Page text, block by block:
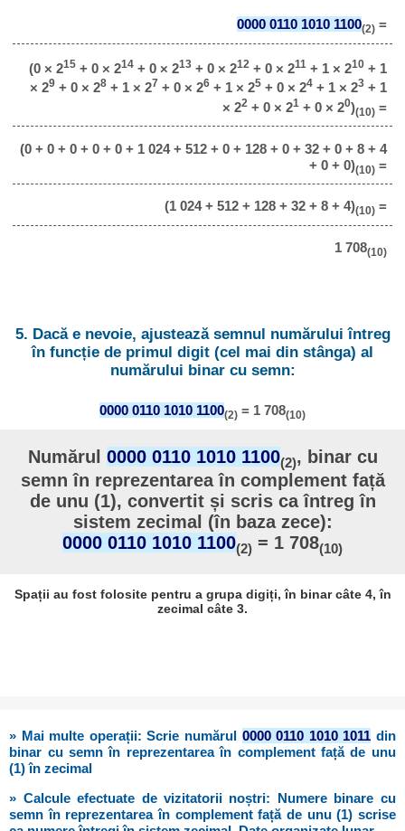
0000 0110 1010 1100(2)=
(0 × 215+ 0 × 214+ 0 × 213+ 0 × 212+ 0 × 211+ 1 × 210+ 1
× 29+ 0 × 28+ 1 × 27 + 0 × 26+ 1 × 25+ 0 × 24+ 1 × 23+ 1
× 22+ 0 × 21+ 0 × 20)(10)=
(0 + 0 + 0 + 0 + 0 + 1 024 + 512 + 0 + 128 + 0 + 32 + 0 + 8 + 4
+ 0 + 0)(10)=
(1 024 + 512 + 128 + 32 + 8 + 4)(10)=
1 708(10)
5. Dacă e nevoie, ajustează semnul numărului întreg
în funcție de primul digit (cel mai din stânga) al
numărului binar cu semn:
0000 0110 1010 1100(2) = 1 708(10)
Numărul 0000 0110 1010 1100(2), binar cu
semn în reprezentarea în complement față
de unu (1), convertit și scris ca întreg în
sistem zecimal (în baza zece):
0000 0110 1010 1100(2) = 1 708(10)
Spații au fost folosite pentru a grupa digiți, în binar câte 4, în
zecimal câte 3.
» Mai multe operații: Scrie numărul 0000 0110 1010 1011 din
binar cu semn în reprezentarea în complement față de unu
(1) în zecimal
» Calcule efectuate de vizitatorii noștri: Numere binare cu
semn în reprezentarea în complement față de unu (1) scrise